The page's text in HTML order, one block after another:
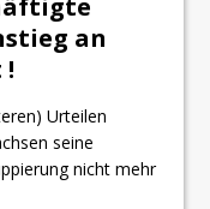
an
!
Urteilen
seine
nicht mehr